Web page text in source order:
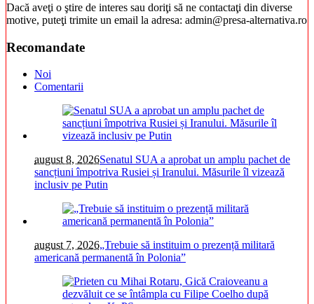
Dacă aveţi o ştire de interes sau doriţi să ne contactaţi din diverse
motive, puteţi trimite un email la adresa: admin@presa-alternativa.ro
Recomandate
Noi
Comentarii
august 8, 2026Senatul SUA a aprobat un amplu pachet de
sancțiuni împotriva Rusiei și Iranului. Măsurile îl vizează
inclusiv pe Putin
august 7, 2026„Trebuie să instituim o prezență militară
americană permanentă în Polonia”